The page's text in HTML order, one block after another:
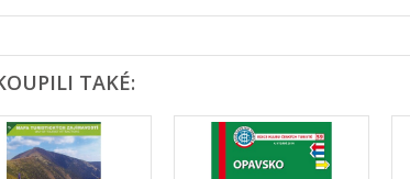
TAKÉ: